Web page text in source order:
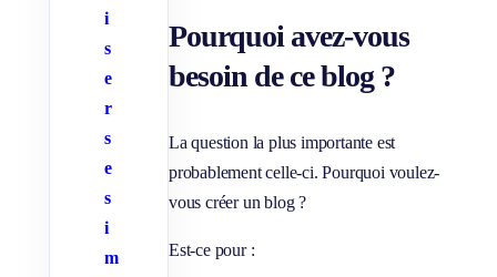
i
s
e
r
s
e
s
i
m
Pourquoi avez-vous
besoin de ce blog ?
La question la plus importante est
probablement celle-ci. Pourquoi voulez-
vous créer un blog ?
Est-ce pour :